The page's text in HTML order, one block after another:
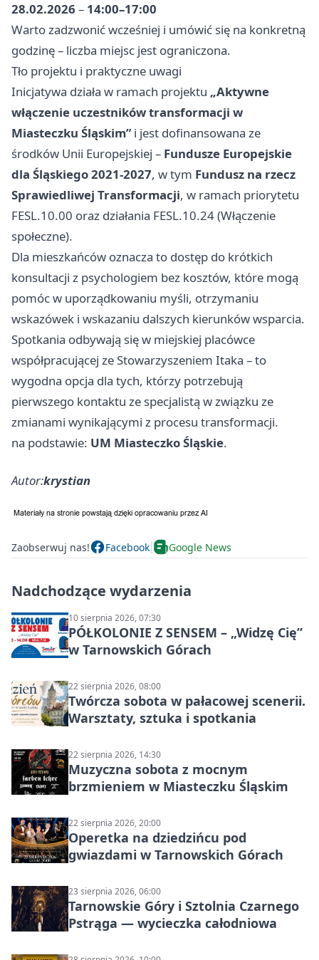
28.02.2026 – 14:00–17:00
Warto zadzwonić wcześniej i umówić się na konkretną
godzinę – liczba miejsc jest ograniczona.
Tło projektu i praktyczne uwagi
Inicjatywa działa w ramach projektu „Aktywne
włączenie uczestników transformacji w
Miasteczku Śląskim”i jest dofinansowana ze
środków Unii Europejskiej – Fundusze Europejskie
dla Śląskiego 2021-2027, w tym Fundusz na rzecz
Sprawiedliwej Transformacji, w ramach priorytetu
FESL.10.00 oraz działania FESL.10.24 (Włączenie
społeczne).
Dla mieszkańców oznacza to dostęp do krótkich
konsultacji z psychologiem bez kosztów, które mogą
pomóc w uporządkowaniu myśli, otrzymaniu
wskazówek i wskazaniu dalszych kierunków wsparcia.
Spotkania odbywają się w miejskiej placówce
współpracującej ze Stowarzyszeniem Itaka – to
wygodna opcja dla tych, którzy potrzebują
pierwszego kontaktu ze specjalistą w związku ze
zmianami wynikającymi z procesu transformacji.
na podstawie: UM Miasteczko Śląskie.
Autor:krystian
Zaobserwuj nas! Facebook Google News
Nadchodzące wydarzenia
10 sierpnia 2026, 07:30
PÓŁKOLONIE Z SENSEM – „Widzę Cię”
w Tarnowskich Górach
22 sierpnia 2026, 08:00
Twórcza sobota w pałacowej scenerii.
Warsztaty, sztuka i spotkania
22 sierpnia 2026, 14:30
Muzyczna sobota z mocnym
brzmieniem w Miasteczku Śląskim
22 sierpnia 2026, 20:00
Operetka na dziedzińcu pod
gwiazdami w Tarnowskich Górach
23 sierpnia 2026, 06:00
Tarnowskie Góry i Sztolnia Czarnego
Pstrąga — wycieczka całodniowa